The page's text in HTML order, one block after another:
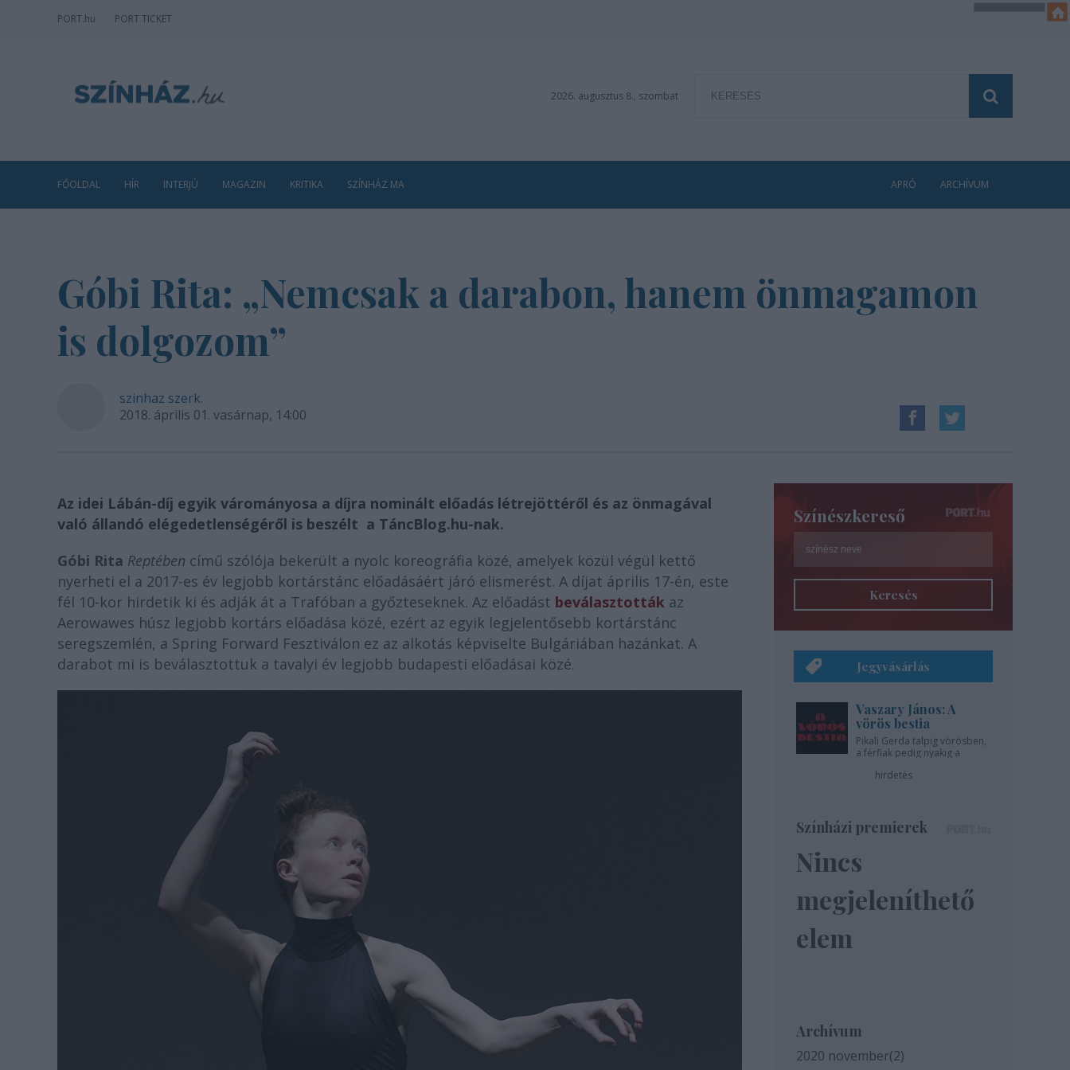
PORT.hu PORT TICKET
2026. augusztus 8., szombat
FŐOLDAL HÍR INTERJÚ MAGAZIN KRITIKA SZÍNHÁZ MA APRÓ ARCHÍVUM
Góbi Rita: „Nemcsak a darabon, hanem önmagamon
is dolgozom”
szinhaz szerk.
2018. április 01. vasárnap, 14:00
Az idei Lábán-díj egyik várományosa a díjra nominált előadás létrejöttéről és az önmagával
való állandó elégedetlenségéről is beszélt a TáncBlog.hu-nak.
Góbi Rita Reptében című szólója bekerült a nyolc koreográfia közé, amelyek közül végül kettő
nyerheti el a 2017-es év legjobb kortárstánc előadásáért járó elismerést. A díjat április 17-én, este
fél 10-kor hirdetik ki és adják át a Trafóban a győzteseknek. Az előadást beválasztották az
Aerowawes húsz legjobb kortárs előadása közé, ezért az egyik legjelentősebb kortárstánc
seregszemlén, a Spring Forward Fesztiválon ez az alkotás képviselte Bulgáriában hazánkat. A
darabot mi is beválasztottuk a tavalyi év legjobb budapesti előadásai közé.
Színészkereső
Keresés
Jegyvásárlás
Vaszary János: A
vörös bestia
Pikali Gerda talpig vörösben,
a férfiak pedig nyakig a
hirdetés
Színházi premierek
Nincs
megjeleníthető
elem
Archívum
2020 november(2)